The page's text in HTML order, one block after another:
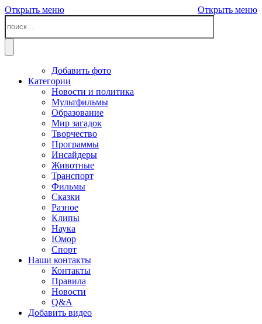
Открыть меню Открыть меню
Добавить фото
Категории
Новости и политика
Мультфильмы
Образование
Мир загадок
Творчество
Программы
Инсайдеры
Животные
Транспорт
Фильмы
Сказки
Разное
Клипы
Наука
Юмор
Спорт
Наши контакты
Контакты
Правила
Новости
Q&A
Добавить видео